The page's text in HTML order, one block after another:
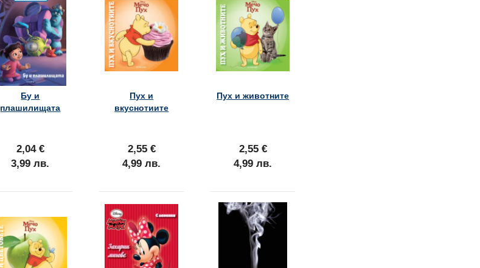
Бу и
плашилищата
2,04 €
3,99 лв.
Пух и
вкуснотиите
2,55 €
4,99 лв.
Пух и животните
2,55 €
4,99 лв.